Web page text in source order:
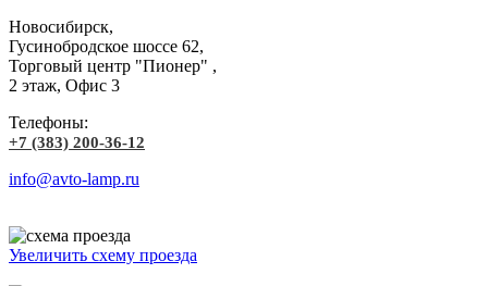
Новосибирск,
Гусинобродское шоссе 62,
Торговый центр "Пионер" ,
2 этаж, Офис 3
Телефоны:
+7 (383) 200-36-12
info@avto-lamp.ru
Увеличить схему проезда